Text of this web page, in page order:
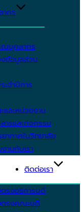
กร
ณบุคลากร
ข้อมูลส่วน
จำปีการ
ละหน่วยงาน
ารและกิจกรรม
ากาศในวิทยาลัย
านกับเรา
ติดต่อเรา
รงอธิการบดี
ตรงคณะบดี